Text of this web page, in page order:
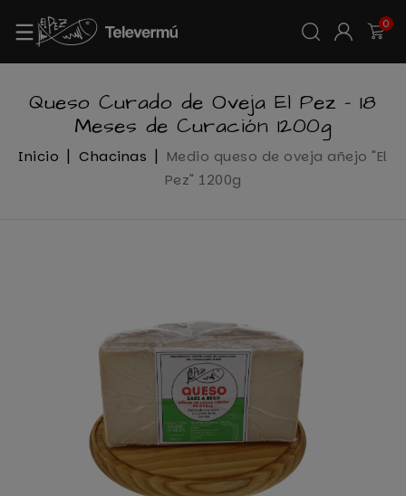
0
Queso Curado de Oveja El Pez – 18
Meses de Curación 1200g
Inicio Chacinas
Medio queso de oveja añejo "El
Pez" 1200g